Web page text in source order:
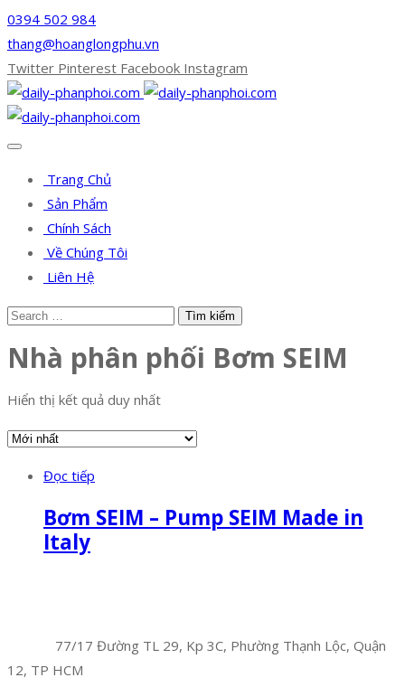
0394 502 984
thang@hoanglongphu.vn
Twitter Pinterest Facebook Instagram
Trang Chủ
Sản Phẩm
Chính Sách
Về Chúng Tôi
Liên Hệ
Nhà phân phối Bơm SEIM
Hiển thị kết quả duy nhất
Đọc tiếp
Bơm SEIM – Pump SEIM Made in
Italy
77/17 Đường TL 29, Kp 3C, Phường Thạnh Lộc, Quận
12, TP HCM